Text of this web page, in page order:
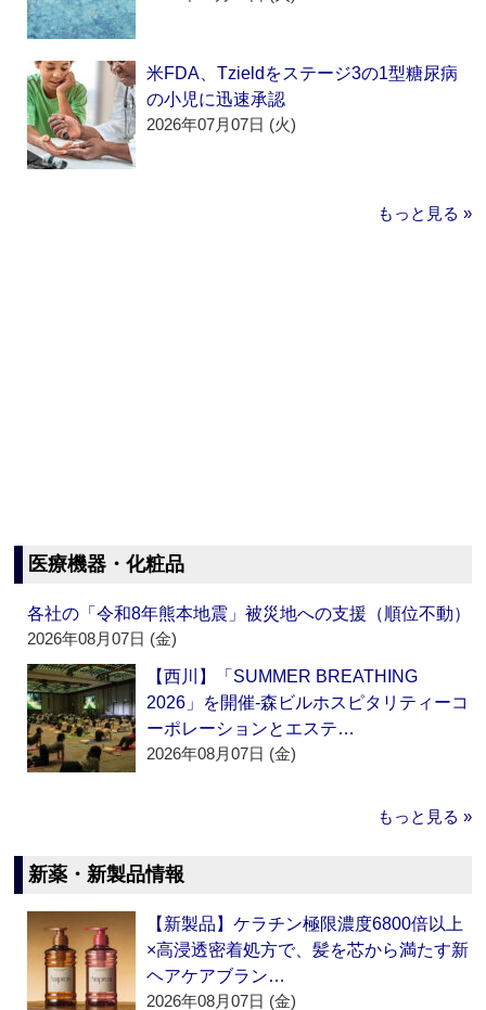
米FDA、Tzieldをステージ3の1型糖尿病
の小児に迅速承認
2026年07月07日 (火)
もっと見る »
医療機器・化粧品
各社の「令和8年熊本地震」被災地への支援（順位不動）
2026年08月07日 (金)
【西川】「SUMMER BREATHING
2026」を開催‐森ビルホスピタリティーコ
ーポレーションとエステ…
2026年08月07日 (金)
もっと見る »
新薬・新製品情報
【新製品】ケラチン極限濃度6800倍以上
×高浸透密着処方で、髪を芯から満たす新
ヘアケアブラン…
2026年08月07日 (金)